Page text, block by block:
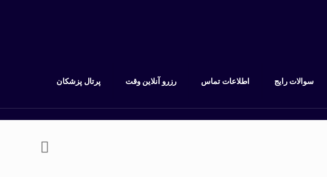
سوالات رایج اطلاعات تماس رزرو آنلاین وقت پرتال پزشکان